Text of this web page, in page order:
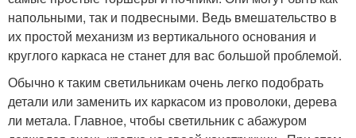
напольными, так и подвесными. Ведь вмешательство в
их простой механизм из вертикального основания и
круглого каркаса не станет для вас большой проблемой.
Обычно к таким светильникам очень легко подобрать
детали или заменить их каркасом из проволоки, дерева
ли метала. Главное, чтобы светильник с абажуром